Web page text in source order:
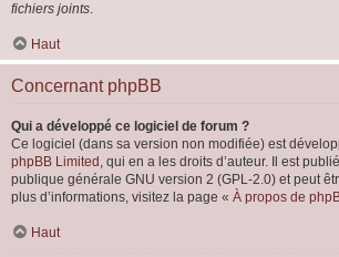
fichiers joints.
Haut
Concernant phpBB
Qui a développé ce logiciel de forum ?
Ce logiciel (dans sa version non modifiée) est
phpBB Limited , qui en a les droits d’auteur. Il est
publique générale GNU version 2 (GPL-2.0) et peut
plus d’informations, visitez la page « À propos de
Haut